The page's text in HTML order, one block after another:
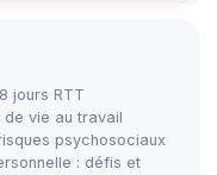
jours RTT
vie au travail
psychosociaux
: défis et